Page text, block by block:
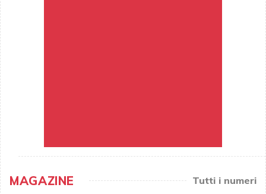
MAGAZINE Tutti i numeri